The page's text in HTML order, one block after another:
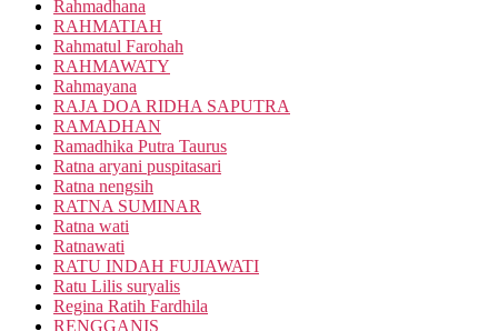
Rahmadhana
RAHMATIAH
Rahmatul Farohah
RAHMAWATY
Rahmayana
RAJA DOA RIDHA SAPUTRA
RAMADHAN
Ramadhika Putra Taurus
Ratna aryani puspitasari
Ratna nengsih
RATNA SUMINAR
Ratna wati
Ratnawati
RATU INDAH FUJIAWATI
Ratu Lilis suryalis
Regina Ratih Fardhila
RENGGANIS